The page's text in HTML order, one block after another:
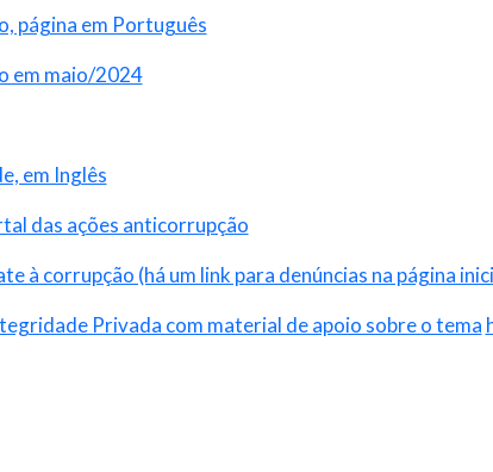
página em Português
em maio/2024
em Inglês
das ações anticorrupção
à corrupção (há um link para denúncias na página
Privada com material de apoio sobre o tema